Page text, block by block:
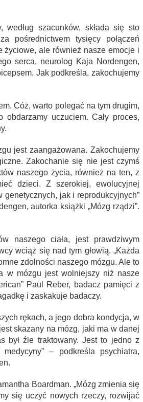
szacunków, składa się sto
pośrednictwem tysięcy połączeń
życiowe, ale również nasze emocje i
serca, neurolog Kaja Nordengen,
Jak podkreśla, zakochujemy
Cóż, warto polegać na tym drugim,
uczuciem. Cały proces,
jest zaangażowana. Zakochujemy
Zakochanie się nie jest czymś
naszego życia, również na ten, z
dzieci. Z szerokiej, ewolucyjnej
jak i reprodukcyjnych”
autorka książki „Mózg rządzi”.
naszego ciała, jest prawdziwym
wciąż się nad tym głowią. „Każda
zdolności naszego mózgu. Ale to
w mózgu jest wolniejszy niż nasze
Paul Reber, badacz pamięci z
i zaskakuje badaczy.
rękach, a jego dobra kondycja, w
skazany na mózg, jaki ma w danej
był źle traktowany. Jest to jedno z
– podkreśla psychiatra,
Boardman. „Mózg zmienia się
się uczyć nowych rzeczy, rozwijać